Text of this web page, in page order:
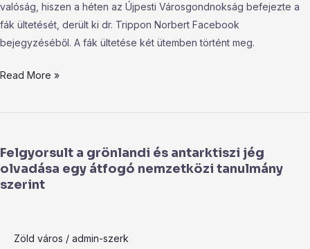
valóság, hiszen a héten az Újpesti Városgondnokság befejezte a
fák ültetését, derült ki dr. Trippon Norbert Facebook
bejegyzéséből. A fák ültetése két ütemben történt meg.
Read More »
Felgyorsult a grönlandi és antarktiszi jég
olvadása egy átfogó nemzetközi tanulmány
szerint
Zöld város / admin-szerk
grönlandi
és
antarktiszi